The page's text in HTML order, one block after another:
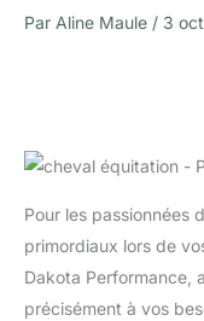
Par Aline Maule / 3
Pour les passionnées
primordiaux lors de
Dakota Performance,
précisément à vos